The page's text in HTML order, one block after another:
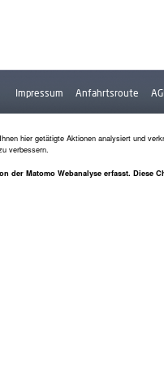
Impressum Anfahrtsroute